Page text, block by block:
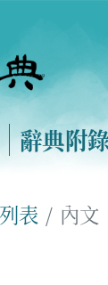
辭典附
表 內文